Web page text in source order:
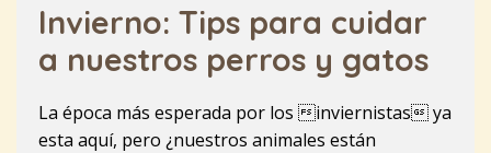
Invierno: Tips para cuidar
a nuestros perros y gatos
La época más esperada por los inviernistas ya
esta aquí, pero ¿nuestros animales están